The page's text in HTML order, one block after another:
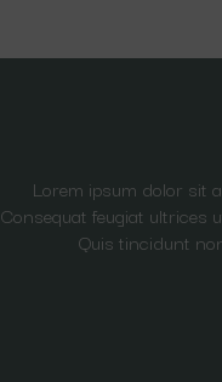
Lorem ipsum dolor sit
Consequat feugiat ultrices
Quis tincidunt